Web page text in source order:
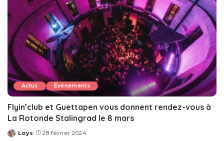
Actus Événements
Flyin’club et Guettapen vous donnent rendez-vous à
La Rotonde Stalingrad le 8 mars
Posted
Loys 28 février 2024